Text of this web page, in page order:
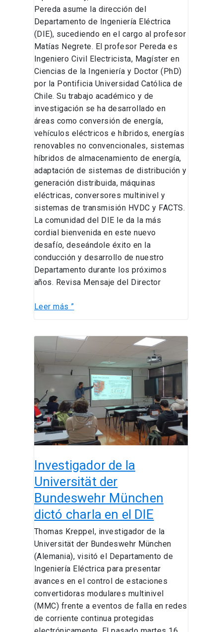
Pereda asume la dirección del
Departamento de Ingeniería Eléctrica
(DIE), sucediendo en el cargo al profesor
Matías Negrete. El profesor Pereda es
Ingeniero Civil Electricista, Magíster en
Ciencias de la Ingeniería y Doctor (PhD)
por la Pontificia Universidad Católica de
Chile. Su trabajo académico y de
investigación se ha desarrollado en
áreas como conversión de energía,
vehículos eléctricos e híbridos, energías
renovables no convencionales, sistemas
híbridos de almacenamiento de energía,
adaptación de sistemas de distribución y
generación distribuida, máquinas
eléctricas, conversores multinivel y
sistemas de transmisión HVDC y FACTS.
La comunidad del DIE le da la más
cordial bienvenida en este nuevo
desafío, deseándole éxito en la
conducción y desarrollo de nuestro
Departamento durante los próximos
años. Revisa Mensaje del Director
Leer más ”
Investigador de la
Universität der
Bundeswehr München
dictó charla en el DIE
Thomas Kreppel, investigador de la
Universität der Bundeswehr München
(Alemania), visitó el Departamento de
Ingeniería Eléctrica para presentar
avances en el control de estaciones
convertidoras modulares multinivel
(MMC) frente a eventos de falla en redes
de corriente continua protegidas
Investigador
de
la
Universität
der
Bundeswehr
München
dictó
charla
el
DIE